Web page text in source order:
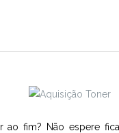
ao fim? Não espere